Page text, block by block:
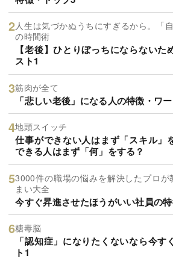
人生は気づかぬうちにすぎるから。「
の時間術
【老後】ひとりぼっちにならない
スト1
筋肉が全て
「悲しい老後」になる人の特徴・ワ
地頭スイッチ
仕事ができない人はまず「スキル」
できる人はまず「何」をする？
3000件の職場の悩みを解決したプロが
まい大全
今すぐ昇進させたほうがいい社員の
糖毒脳
「認知症」になりたくないなら今す
ト1